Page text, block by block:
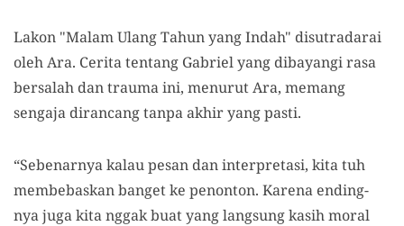
Lakon "Malam Ulang Tahun yang Indah" disutradarai
oleh Ara. Cerita tentang Gabriel yang dibayangi rasa
bersalah dan trauma ini, menurut Ara, memang
sengaja dirancang tanpa akhir yang pasti.
“Sebenarnya kalau pesan dan interpretasi, kita tuh
membebaskan banget ke penonton. Karena ending-
nya juga kita nggak buat yang langsung kasih moral